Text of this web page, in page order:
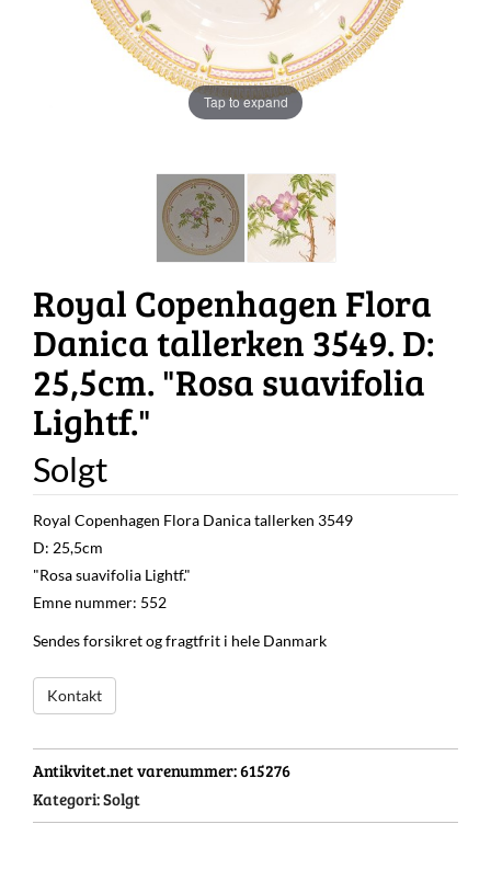
Tap to expand
Royal Copenhagen Flora
Danica tallerken 3549. D:
25,5cm. "Rosa suavifolia
Lightf."
Solgt
Royal Copenhagen Flora Danica tallerken 3549
D: 25,5cm
"Rosa suavifolia Lightf."
Emne nummer: 552
Sendes forsikret og fragtfrit i hele Danmark
Kontakt
Antikvitet.net varenummer:615276
Kategori:Solgt